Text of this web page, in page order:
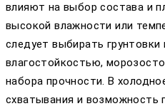
влияют на выбор состава и
высокой влажности или
следует выбирать
влагостойкостью,
набора прочности. В
схватывания и возможность